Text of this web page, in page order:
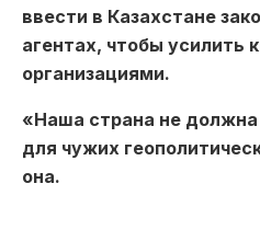
ввести в Казахстане
агентах, чтобы усилить
организациями.
«Наша страна не должна
для чужих
она.